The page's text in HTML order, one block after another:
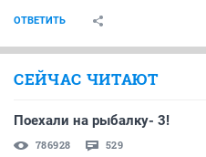
ОТВЕТИТЬ
СЕЙЧАС ЧИТАЮТ
Поехали на рыбалку- 3!
786928 529